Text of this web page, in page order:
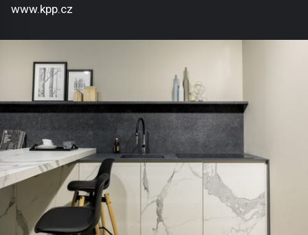
www.kpp.cz